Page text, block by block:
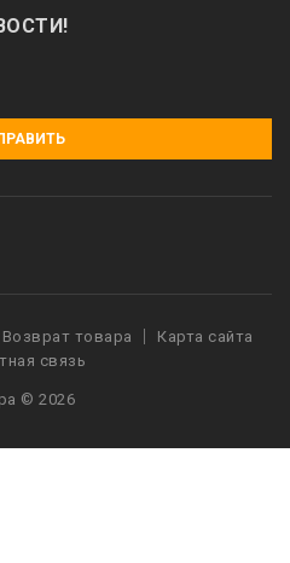
Возврат товара
Карта сайта
связь
© 2026